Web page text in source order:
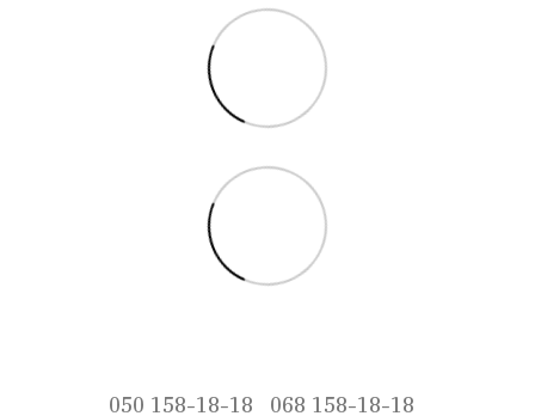
050 158-18-18 068 158-18-18